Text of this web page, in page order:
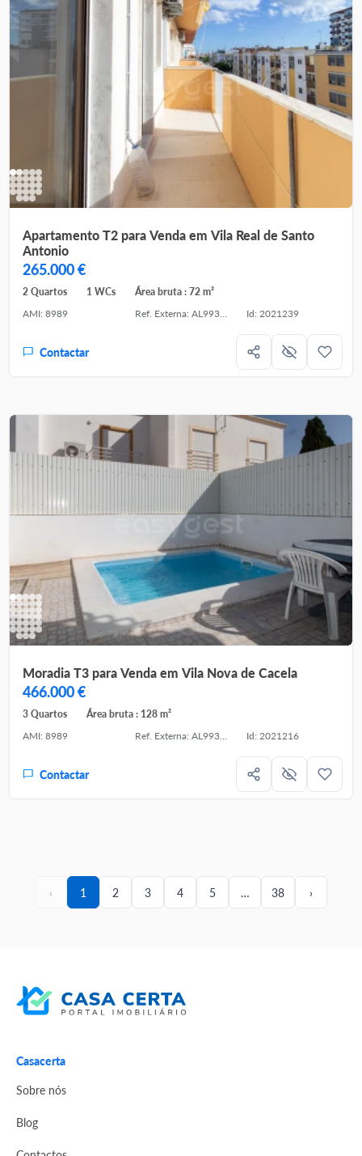
Apartamento T2 para Venda em Vila Real de Santo
Antonio
265.000 €
2 Quartos 1 WCs
Área bruta : 72 m²
AMI: 8989
Ref. Externa: AL99399VR Id: 2021239
Contactar
Moradia T3 para Venda em Vila Nova de Cacela
466.000 €
3 Quartos
Área bruta : 128 m²
AMI: 8989
Ref. Externa: AL99368TV Id: 2021216
Contactar
‹ 1 2 3 4 5 … 38 ›
Casacerta
Sobre nós
Blog